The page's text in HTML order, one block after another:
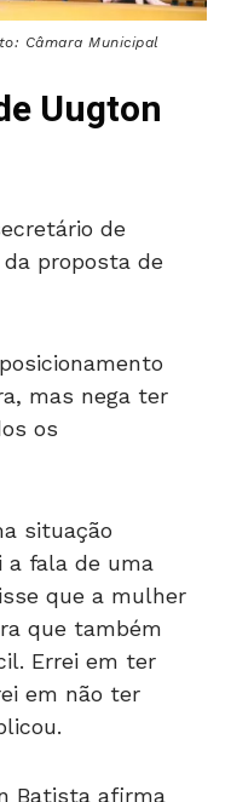
Câmara Municipal
Uugton
de
proposta de
mas nega ter
os
situação
a fala de uma
que a mulher
que também
Errei em ter
em não ter
Batista afirma